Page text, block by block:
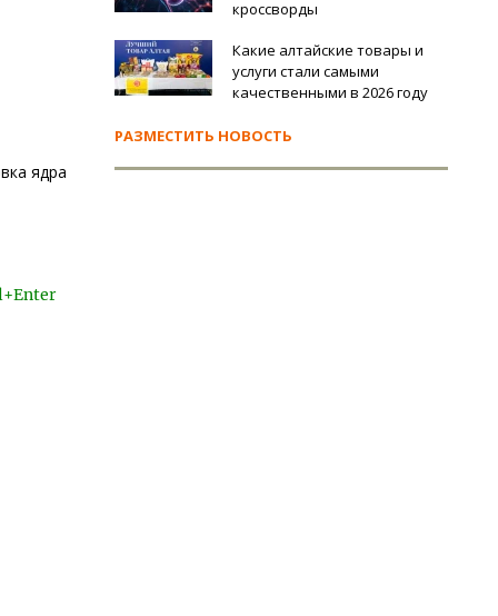
ядра
кроссворды
Какие алтайские товары и
услуги стали самыми
качественными в 2026 году
РАЗМЕСТИТЬ НОВОСТЬ